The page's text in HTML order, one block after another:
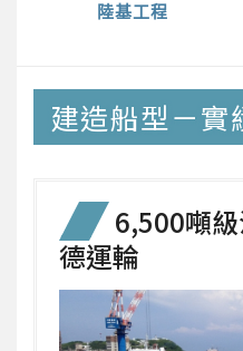
陸基工程
建造船型－實
6,500噸
德運輪